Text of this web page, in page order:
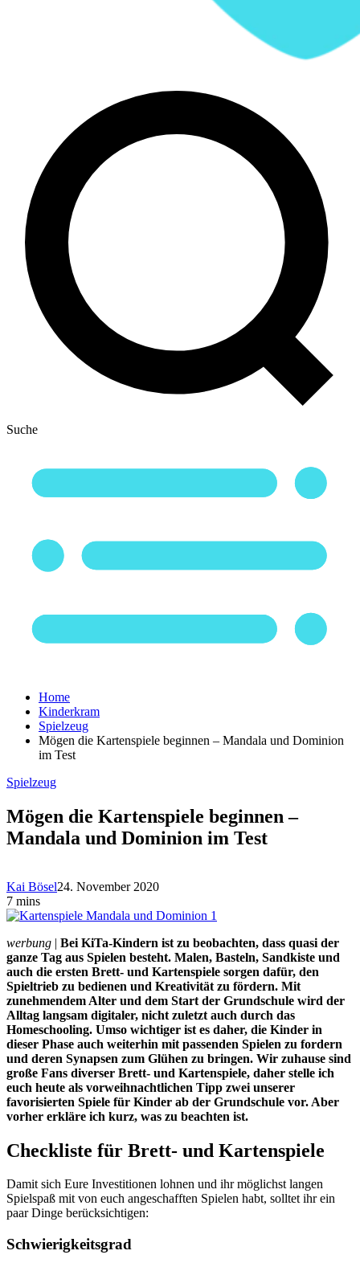
Suche
Home
Kinderkram
Spielzeug
Mögen die Kartenspiele beginnen – Mandala und Dominion
im Test
Spielzeug
Mögen die Kartenspiele beginnen –
Mandala und Dominion im Test
Kai Bösel24. November 2020
7 mins
werbung | Bei KiTa-Kindern ist zu beobachten, dass quasi der
ganze Tag aus Spielen besteht. Malen, Basteln, Sandkiste und
auch die ersten Brett- und Kartenspiele sorgen dafür, den
Spieltrieb zu bedienen und Kreativität zu fördern. Mit
zunehmendem Alter und dem Start der Grundschule wird der
Alltag langsam digitaler, nicht zuletzt auch durch das
Homeschooling. Umso wichtiger ist es daher, die Kinder in
dieser Phase auch weiterhin mit passenden Spielen zu fordern
und deren Synapsen zum Glühen zu bringen. Wir zuhause sind
große Fans diverser Brett- und Kartenspiele, daher stelle ich
euch heute als vorweihnachtlichen Tipp zwei unserer
favorisierten Spiele für Kinder ab der Grundschule vor. Aber
vorher erkläre ich kurz, was zu beachten ist.
Checkliste für Brett- und Kartenspiele
Damit sich Eure Investitionen lohnen und ihr möglichst langen
Spielspaß mit von euch angeschafften Spielen habt, solltet ihr ein
paar Dinge berücksichtigen:
Schwierigkeitsgrad